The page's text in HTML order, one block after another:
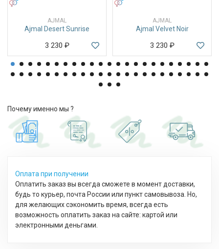
AJMAL
Ajmal Desert Sunrise
3 230 ₽
AJMAL
Ajmal Velvet Noir
3 230 ₽
Почему именно мы ?
Оплата при получении
Оплатить заказ вы всегда сможете в момент доставки,
будь то курьер, почта России или пункт самовывоза. Но,
для желающих сэкономить время, всегда есть
возможность оплатить заказ на сайте: картой или
электронными деньгами.